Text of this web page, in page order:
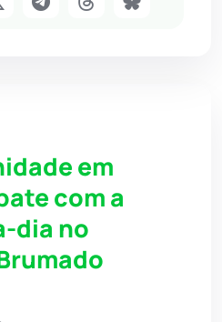
em
com a
dia no